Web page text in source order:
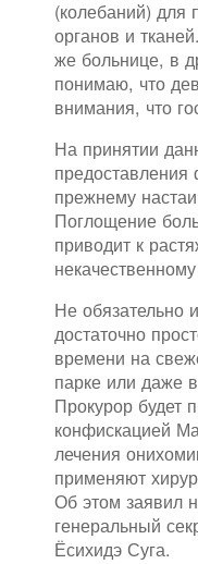
(колебаний) для
органов и
же больнице, в
понимаю, что
внимания, что
На принятии
прежнему
Поглощение
приводит к
Не обязательно
достаточно
времени на
парке или даже
Прокурор будет
конфискацией
лечения
применяют
Об этом заявил
генеральный
Ёсихидэ Суга.